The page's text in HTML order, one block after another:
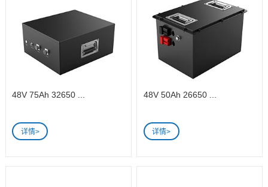
48V 75Ah 32650 ... 48V 50Ah 26650 ...